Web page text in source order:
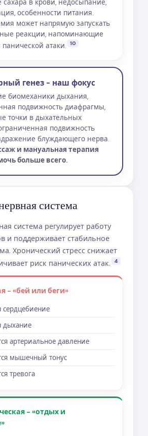
в крови, недосыпание,
особенности питания.
может напрямую запускать
реакции, напоминающие
атаки.
10
генез - наш фокус
биомеханики дыхания,
подвижность диафрагмы,
точки в дыхательных
подвижность
блуждающего нерва.
и мануальная терапия
больше всего.
система
система регулирует работу
и поддерживает стабильное
Хронический стресс снижает
риск панических атак.
4
- «бей или беги»
сердцебиение
дыхание
артериальное давление
мышечный тонус
тревога
- «отдых и